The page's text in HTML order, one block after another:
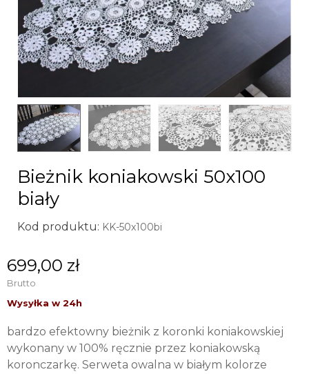
Bieżnik koniakowski 50x100
biały
Kod produktu: KK-50x100bi
699,00 zł
Brutto
bardzo efektowny bieżnik z koronki koniakowskiej
wykonany w 100% ręcznie przez koniakowską
koronczarkę. Serweta owalna w białym kolorze